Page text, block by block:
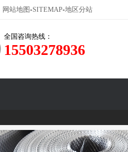
网站地图 -SITEMAP-地区分站
全国咨询热线：
15503278936